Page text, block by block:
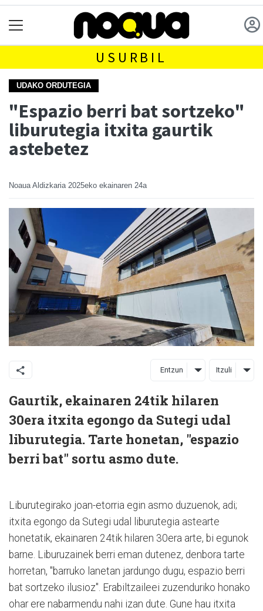
USURBIL
UDAKO ORDUTEGIA
"Espazio berri bat sortzeko"
liburutegia itxita gaurtik
astebetez
Noaua Aldizkaria 2025eko ekainaren 24a
Entzun Itzuli
Gaurtik, ekainaren 24tik hilaren
30era itxita egongo da Sutegi udal
liburutegia. Tarte honetan, "espazio
berri bat" sortu asmo dute.
Liburutegirako joan-etorria egin asmo duzuenok, adi;
itxita egongo da Sutegi udal liburutegia astearte
honetatik, ekainaren 24tik hilaren 30era arte, bi egunok
barne. Liburuzainek berri eman dutenez, denbora tarte
horretan, "barruko lanetan jardungo dugu, espazio berri
bat sortzeko ilusioz". Erabiltzaileei zuzenduriko honako
ohar ere nabarmendu nahi izan dute. Gune hau itxita